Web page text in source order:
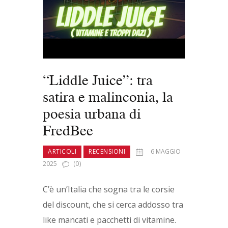
“Liddle Juice”: tra
satira e malinconia, la
poesia urbana di
FredBee
ARTICOLI RECENSIONI
6 MAGGIO
2025
(0)
C’è un’Italia che sogna tra le corsie
del discount, che si cerca addosso tra
like mancati e pacchetti di vitamine.